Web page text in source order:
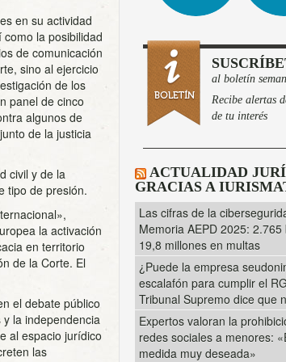
en su actividad
la posibilidad
de comunicación
sino al ejercicio
de los
panel de cinco
algunos de
de la justicia
civil y de la
tipo de presión.
la activación
en territorio
de la Corte. El
el debate público
la independencia
al espacio jurídico
las
al boletín
Recibe alertas
de tu interés
ACTUALIDAD
GRACIAS A
Las cifras de la
Memoria AEPD 2025:
19,8 millones en multas
¿Puede la empresa
escalafón para cumplir el
Tribunal Supremo dice que
Expertos valoran la
redes sociales a menores:
medida muy deseada»